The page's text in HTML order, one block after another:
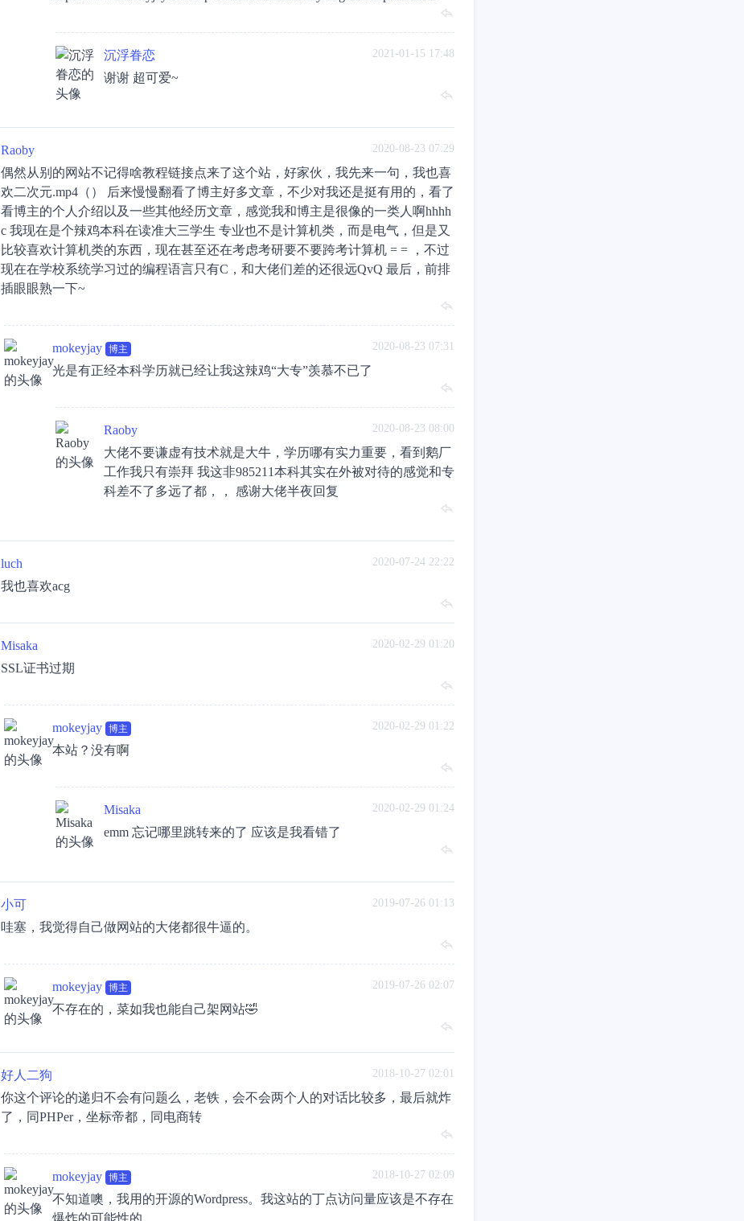
2021-01-15 17:48
沉浮眷恋
谢谢 超可爱~
2020-08-23 07:29
Raoby
偶然从别的网站不记得啥教程链接点来了这个站，好家伙，我先来一句，我也喜
欢二次元.mp4（） 后来慢慢翻看了博主好多文章，不少对我还是挺有用的，看了
看博主的个人介绍以及一些其他经历文章，感觉我和博主是很像的一类人啊hhhh
c 我现在是个辣鸡本科在读准大三学生 专业也不是计算机类，而是电气，但是又
比较喜欢计算机类的东西，现在甚至还在考虑考研要不要跨考计算机 = = ，不过
现在在学校系统学习过的编程语言只有C，和大佬们差的还很远QvQ 最后，前排
插眼眼熟一下~
2020-08-23 07:31
mokeyjay 博主
光是有正经本科学历就已经让我这辣鸡“大专”羡慕不已了
2020-08-23 08:00
Raoby
大佬不要谦虚有技术就是大牛，学历哪有实力重要，看到鹅厂
工作我只有崇拜 我这非985211本科其实在外被对待的感觉和专
科差不了多远了都，， 感谢大佬半夜回复
2020-07-24 22:22
luch
我也喜欢acg
2020-02-29 01:20
Misaka
SSL证书过期
2020-02-29 01:22
mokeyjay 博主
本站？没有啊
2020-02-29 01:24
Misaka
emm 忘记哪里跳转来的了 应该是我看错了
2019-07-26 01:13
小可
哇塞，我觉得自己做网站的大佬都很牛逼的。
2019-07-26 02:07
mokeyjay 博主
不存在的，菜如我也能自己架网站🤣
2018-10-27 02:01
好人二狗
你这个评论的递归不会有问题么，老铁，会不会两个人的对话比较多，最后就炸
了，同PHPer，坐标帝都，同电商转
2018-10-27 02:09
mokeyjay 博主
不知道噢，我用的开源的Wordpress。我这站的丁点访问量应该是不存在